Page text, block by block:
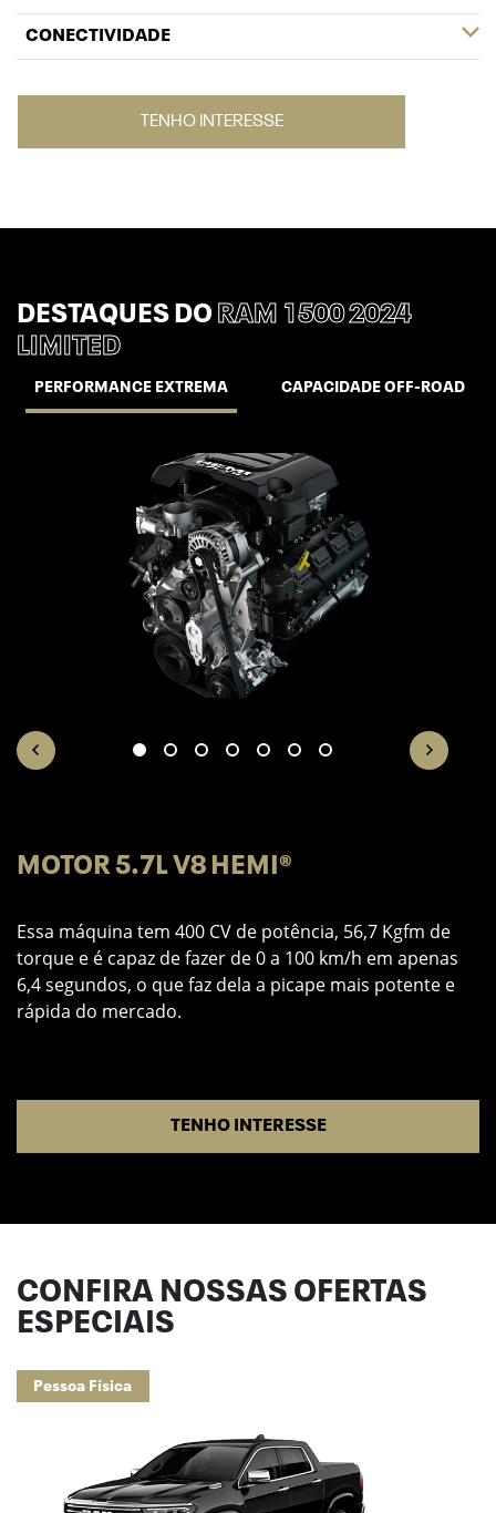
CONECTIVIDADE
TENHO INTERESSE
DESTAQUES DO RAM 1500 2024
LIMITED
PERFORMANCE EXTREMA CAPACIDADE OFF-ROAD
MOTOR 5.7L V8 HEMI®
Essa máquina tem 400 CV de potência, 56,7 Kgfm de
torque e é capaz de fazer de 0 a 100 km/h em apenas
6,4 segundos, o que faz dela a picape mais potente e
rápida do mercado.
TENHO INTERESSE
CONFIRA NOSSAS OFERTAS
ESPECIAIS
Pessoa Física